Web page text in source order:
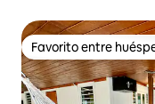
Favorito entre
Favorito entre